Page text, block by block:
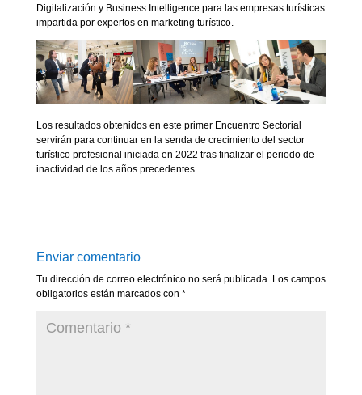
Digitalización y Business Intelligence para las empresas turísticas
impartida por expertos en marketing turístico.
Los resultados obtenidos en este primer Encuentro Sectorial
servirán para continuar en la senda de crecimiento del sector
turístico profesional iniciada en 2022 tras finalizar el periodo de
inactividad de los años precedentes.
Enviar comentario
Tu dirección de correo electrónico no será publicada. Los campos
obligatorios están marcados con *